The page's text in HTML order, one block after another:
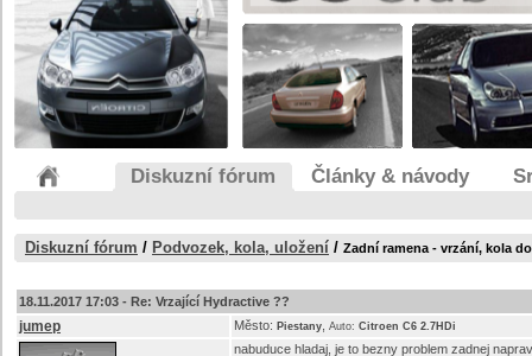
Diskuzní fórum Články & návody
Diskuzní fórum / Podvozek, kola, uložení / Zadní ramena - vrzání, kola
18.11.2017 17:03 - Re: Vrzající Hydractive ??
jumep Město: Piestany Auto: Citroen C6 2.7HDi
nabuduce hladaj, je to bezny problem zadnej